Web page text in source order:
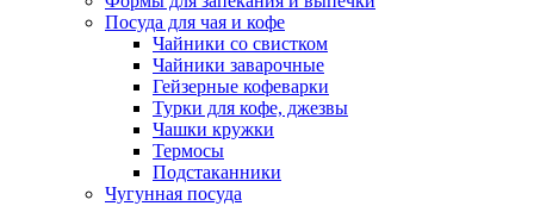
Посуда для чая и кофе
Чайники со свистком
Чайники заварочные
Гейзерные кофеварки
Турки для кофе, джезвы
Чашки кружки
Термосы
Подстаканники
Чугунная посуда